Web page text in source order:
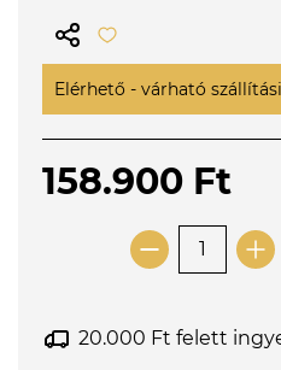
Elérhető - várható
158.900 Ft
20.000 Ft felett